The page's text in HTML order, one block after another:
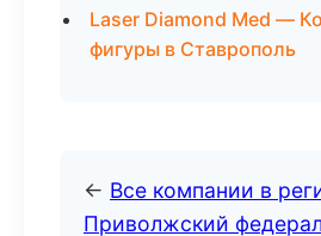
Laser Diamond Med —
фигуры в Ставрополь
← Все компании в
Приволжский